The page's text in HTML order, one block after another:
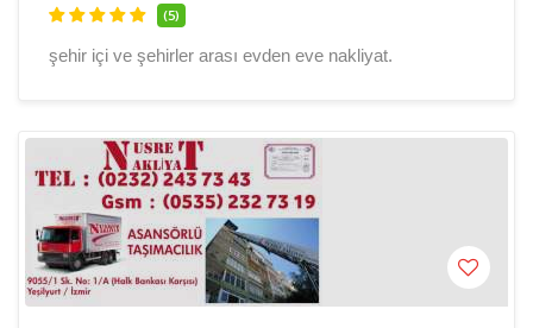
(5)
şehir içi ve şehirler arası evden eve nakliyat.